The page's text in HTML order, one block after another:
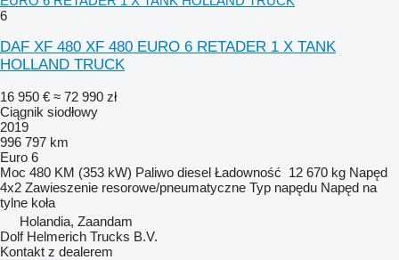
6
DAF XF 480 XF 480 EURO 6 RETADER 1 X TANK
HOLLAND TRUCK
16 950 € ≈ 72 990 zł
Ciągnik siodłowy
2019
996 797 km
Euro 6
Moc 480 KM (353 kW) Paliwo diesel Ładowność 12 670 kg Napęd
4x2 Zawieszenie resorowe/pneumatyczne Typ napędu Napęd na
tylne koła
Holandia, Zaandam
Dolf Helmerich Trucks B.V.
Kontakt z dealerem